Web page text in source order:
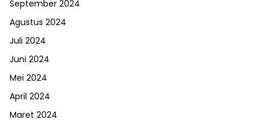
September 2024
Agustus 2024
Juli 2024
Juni 2024
Mei 2024
April 2024
Maret 2024